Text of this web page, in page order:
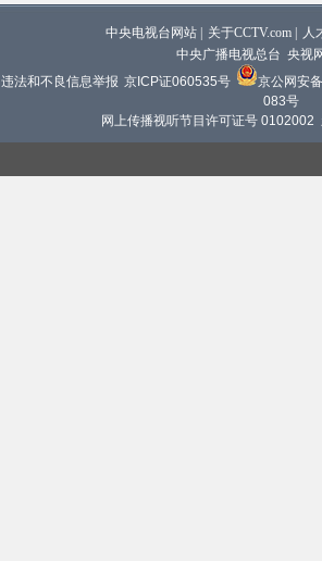
中央电视台网站 关于CCTV.com
人
中央广播电视总台 央视
违法和不良信息举报 京ICP证060535号
京公网安
083号
网上传播视听节目许可证号